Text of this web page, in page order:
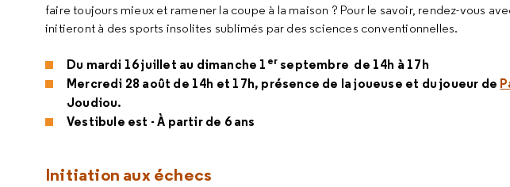
faire toujours mieux et ramener la coupe à la maison ? Pour le savoir, rendez-vous
initieront à des sports insolites sublimés par des sciences conventionnelles.
Du mardi 16 juillet au dimanche 1 er septembre de 14h à 17h
Mercredi 28 août de 14h et 17h, présence de la joueuse et du joueur de
Joudiou.
Vestibule est - À partir de 6 ans
Initiation aux échecs